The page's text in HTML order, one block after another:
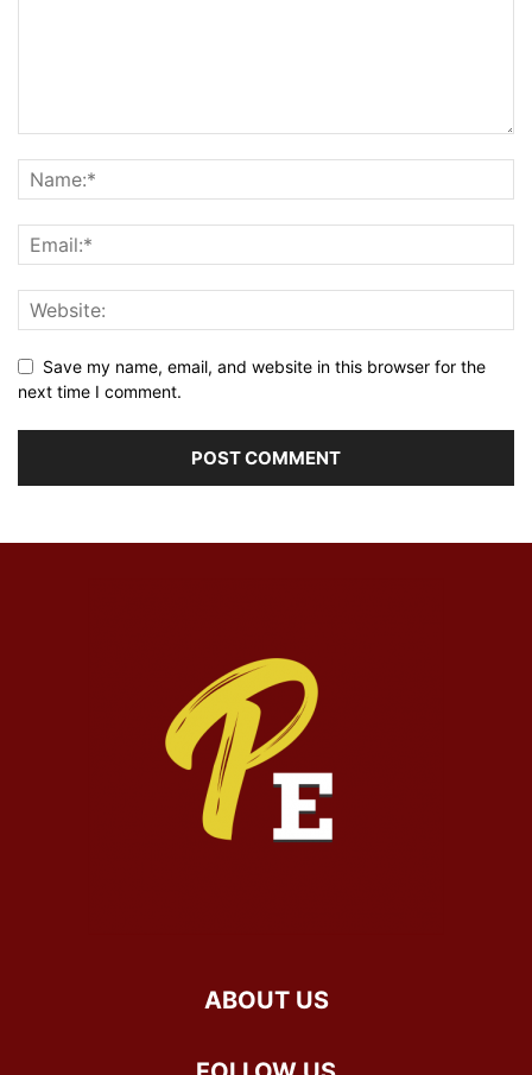
Save my name, email, and website in this browser for the
next time I comment.
ABOUT US